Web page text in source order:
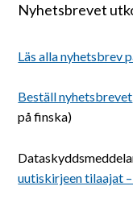
In English
Nyhetsbrevet
Läs alla nyhetsbrev
Beställ nyhetsbrevet
på finska)
uutiskirjeen tilaajat